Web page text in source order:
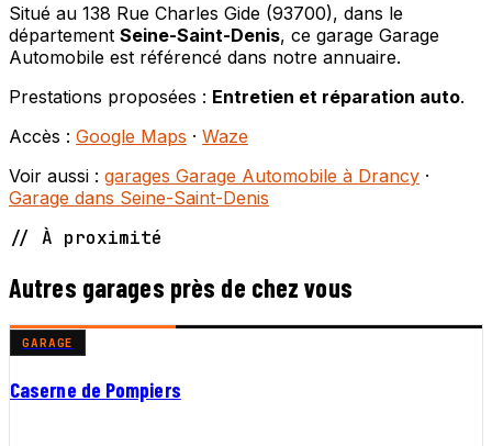
Situé au 138 Rue Charles Gide (93700), dans le
département Seine-Saint-Denis, ce garage Garage
Automobile est référencé dans notre annuaire.
Prestations proposées : Entretien et réparation auto.
Accès : Google Maps · Waze
Voir aussi : garages Garage Automobile à Drancy ·
Garage dans Seine-Saint-Denis
// À proximité
Autres garages près de chez vous
GARAGE
Caserne de Pompiers